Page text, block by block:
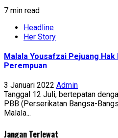
7 min read
Headline
Her Story
Malala Yousafzai Pejuang
Perempuan
3 Januari 2022 Admin
Tanggal 12 Juli, bertepatan
PBB (Perserikatan Bangsa-
Malala...
Jangan Terlewat